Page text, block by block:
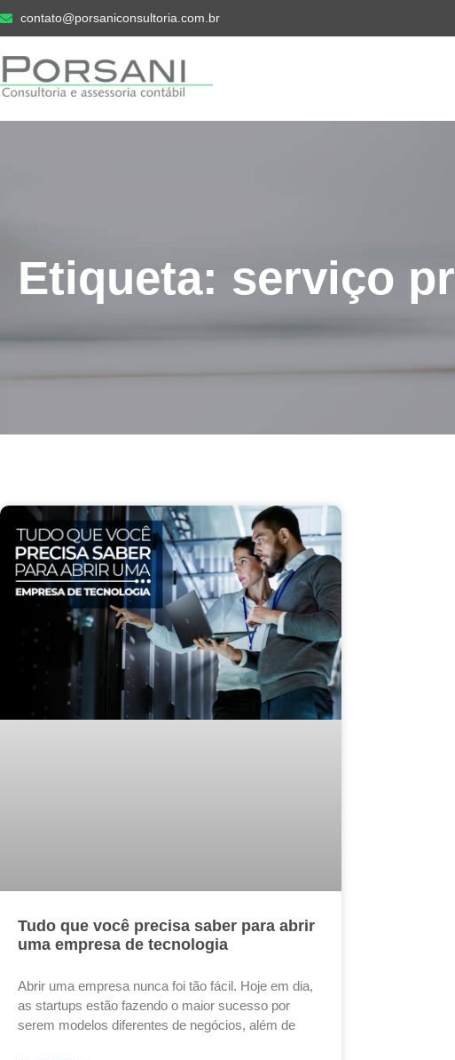
contato@porsaniconsultoria.com.br
Etiqueta: serviço
Tudo que você precisa saber para abrir
uma empresa de tecnologia
Abrir uma empresa nunca foi tão fácil. Hoje em dia,
as startups estão fazendo o maior sucesso por
serem modelos diferentes de negócios, além de